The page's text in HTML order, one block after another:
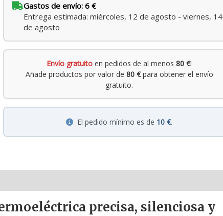
Gastos de envío: 6 €
Entrega estimada: miércoles, 12 de agosto - viernes, 14
de agosto
Envío gratuito en pedidos de al menos80 €!
Añade productos por valor de 80 €para obtener el envío
gratuito.
El pedido mínimo es de 10 €.
precisa, silenciosa y